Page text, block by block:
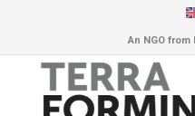
An NGO